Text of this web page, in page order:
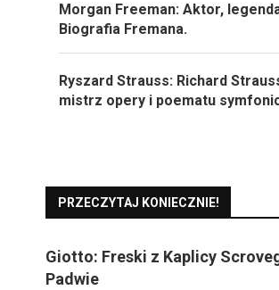
Morgan Freeman: Aktor,
Biografia Fremana.
Ryszard Strauss: Richard
mistrz opery i poematu
PRZECZYTAJ KONIECZNIE!
Giotto: Freski z Kaplicy
Padwie